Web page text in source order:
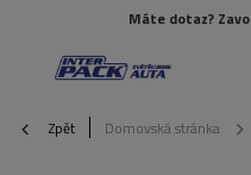
Máte dotaz?
Zpět Domovská stránka